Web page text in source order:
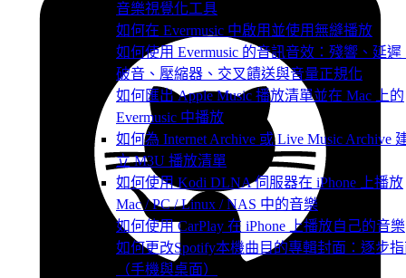
音樂視覺化工具
如何在 Evermusic 中啟用並使用無縫播放
如何使用 Evermusic 的音訊音效：殘響、延遲
破音、壓縮器、交叉饋送與音量正規化
如何匯出 Apple Music 播放清單並在 Mac 上的
Evermusic 中播放
如何為 Internet Archive 或 Live Music Archive
立 M3U 播放清單
如何使用 Kodi DLNA 伺服器在 iPhone 上播放
Mac / PC / Linux / NAS 中的音樂
如何使用 CarPlay 在 iPhone 上播放自己的音樂
如何更改Spotify本機曲目的專輯封面：逐步
（手機與桌面）